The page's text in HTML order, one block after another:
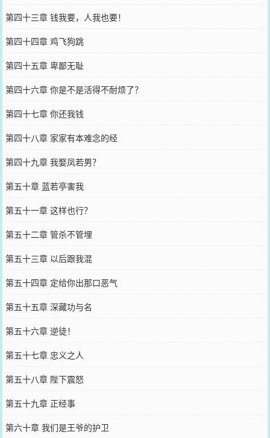
第四十三章 钱我要，人我也要！
第四十四章 鸡飞狗跳
第四十五章 卑鄙无耻
第四十六章 你是不是活得不耐烦了？
第四十七章 你还我钱
第四十八章 家家有本难念的经
第四十九章 我娶凤若男？
第五十章 蓝若亭害我
第五十一章 这样也行？
第五十二章 管杀不管埋
第五十三章 以后跟我混
第五十四章 定给你出那口恶气
第五十五章 深藏功与名
第五十六章 逆徒！
第五十七章 忠义之人
第五十八章 陛下震怒
第五十九章 正经事
第六十章 我们是王爷的护卫